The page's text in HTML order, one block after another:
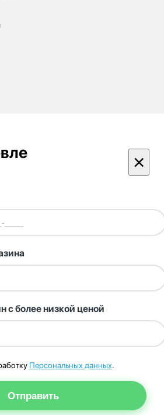
×
с более низкой ценой
Персональных данных.
Отправить